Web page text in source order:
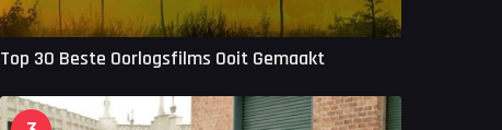
Top 30 Beste Oorlogsfilms Ooit Gemaakt